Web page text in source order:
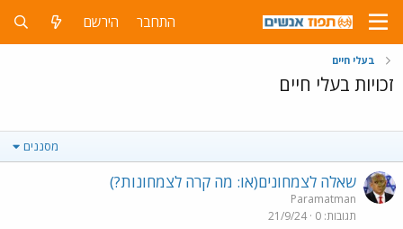
התחבר הירשם
בעלי חיים
זכויות בעלי חיים
מסננים
שאלה לצמחונים(או: מה קרה לצמחונות?)
Paramatman
תגובות 0
21/9/24